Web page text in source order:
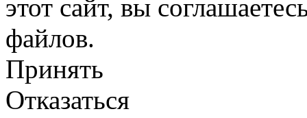
этот сайт, вы
файлов.
Принять
Отказаться